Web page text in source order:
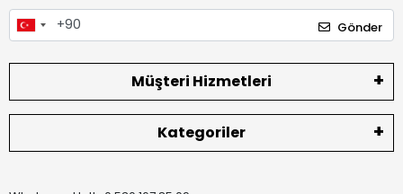
Gönder
Müşteri Hizmetleri
Kategoriler